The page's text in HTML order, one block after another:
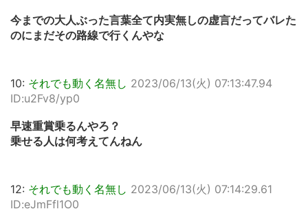
今までの大人ぶった言葉全て内実無しの虚言だってバレた
のにまだその路線で行くんやな
10: それでも動く名無し 2023/06/13(火) 07:13:47.94
ID:u2Fv8/yp0
早速重賞乗るんやろ？
乗せる人は何考えてんねん
12: それでも動く名無し 2023/06/13(火) 07:14:29.61
ID:eJmFfl1O0